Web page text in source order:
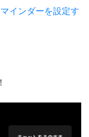
インダーを設定す